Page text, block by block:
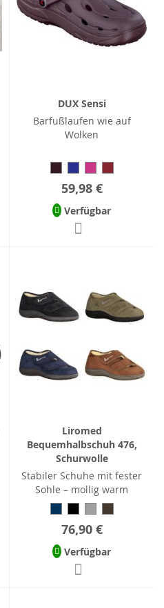
DUX Sensi
Barfußlaufen wie auf
Wolken
59,98 €
Verfügbar
Liromed
Bequemhalbschuh 476,
Schurwolle
Stabiler Schuhe mit fester
Sohle – mollig warm
76,90 €
Verfügbar